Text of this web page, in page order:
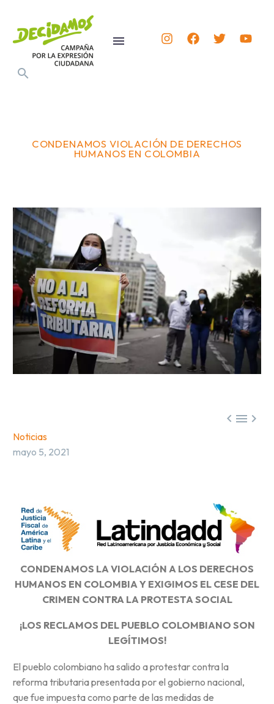
CONDENAMOS VIOLACIÓN DE DERECHOS
HUMANOS EN COLOMBIA

Noticias
mayo 5, 2021
CONDENAMOS LA VIOLACIÓN A LOS DERECHOS
HUMANOS EN COLOMBIA Y EXIGIMOS EL CESE DEL
CRIMEN CONTRA LA PROTESTA SOCIAL
¡LOS RECLAMOS DEL PUEBLO COLOMBIANO SON
LEGÍTIMOS!
El pueblo colombiano ha salido a protestar contra la
reforma tributaria presentada por el gobierno nacional,
que fue impuesta como parte de las medidas de